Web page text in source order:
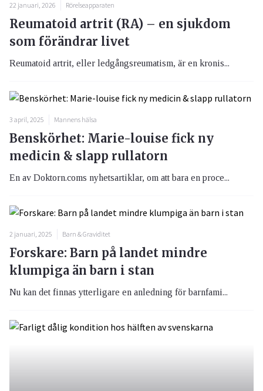
22 januari, 2026 Rörelseapparaten
Reumatoid artrit (RA) – en sjukdom
som förändrar livet
Reumatoid artrit, eller ledgångsreumatism, är en kronis...
3 april, 2025 Mannens hälsa
Benskörhet: Marie-louise fick ny
medicin & slapp rullatorn
En av Doktorn.coms nyhetsartiklar, om att bara en proce...
2 januari, 2025 Barn & Graviditet
Forskare: Barn på landet mindre
klumpiga än barn i stan
Nu kan det finnas ytterligare en anledning för barnfami...